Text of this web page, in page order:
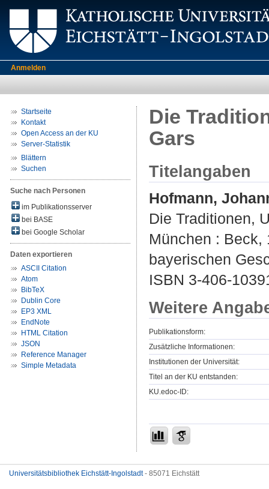
Anmelden
Startseite
Kontakt
Open Access an der KU
Server-Statistik
Blättern
Suchen
Suche nach Personen
im Publikationsserver
bei BASE
bei Google Scholar
Daten exportieren
ASCII Citation
Atom
BibTeX
Dublin Core
EP3 XML
EndNote
HTML Citation
JSON
Reference Manager
Simple Metadata
Die
Gars
Titelangaben
Hofmann,
Die Traditionen,
München : Beck,
bayerischen
ISBN 3-406-
Weitere
Publikationsform:
Zusätzliche Informationen:
Institutionen der Universität:
Titel an der KU entstanden:
KU.edoc-ID:
Universitätsbibliothek Eichstätt-Ingolstadt- 85071 Eichstätt